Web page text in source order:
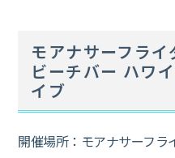
モアナサーフライ
ビーチバー ハワ
イブ
開催場所：モアナサーフラ